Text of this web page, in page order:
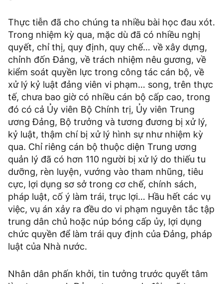
Thực tiễn đã cho chúng ta nhiều bài học đau xót.
Trong nhiệm kỳ qua, mặc dù đã có nhiều nghị
quyết, chỉ thị, quy định, quy chế… về xây dựng,
chỉnh đốn Đảng, về trách nhiệm nêu gương, về
kiểm soát quyền lực trong công tác cán bộ, về
xử lý kỷ luật đảng viên vi phạm… song, trên thực
tế, chưa bao giờ có nhiều cán bộ cấp cao, trong
đó có cả Ủy viên Bộ Chính trị, Ủy viên Trung
ương Đảng, Bộ trưởng và tương đương bị xử lý,
kỷ luật, thậm chí bị xử lý hình sự như nhiệm kỳ
qua. Chỉ riêng cán bộ thuộc diện Trung ương
quản lý đã có hơn 110 người bị xử lý do thiếu tu
dưỡng, rèn luyện, vướng vào tham nhũng, tiêu
cực, lợi dụng sơ sở trong cơ chế, chính sách,
pháp luật, cố ý làm trái, trục lợi… Hầu hết các vụ
việc, vụ án xảy ra đều do vi phạm nguyên tắc tập
trung dân chủ hoặc núp bóng cấp ủy, lợi dụng
chức quyền để làm trái quy định của Đảng, pháp
luật của Nhà nước.
Nhân dân phấn khởi, tin tưởng trước quyết tâm